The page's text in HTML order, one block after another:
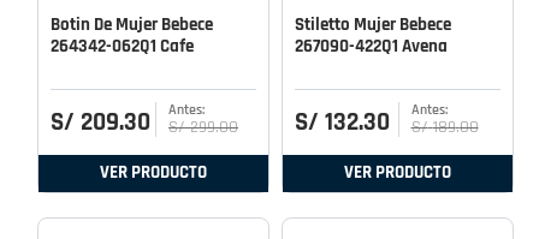
Botin De Mujer Bebece
264342-062Q1 Cafe
S/ 209.30 S/ 299.00
VER PRODUCTO
Stiletto Mujer Bebece
267090-422Q1 Avena
S/ 132.30 S/ 189.00
VER PRODUCTO